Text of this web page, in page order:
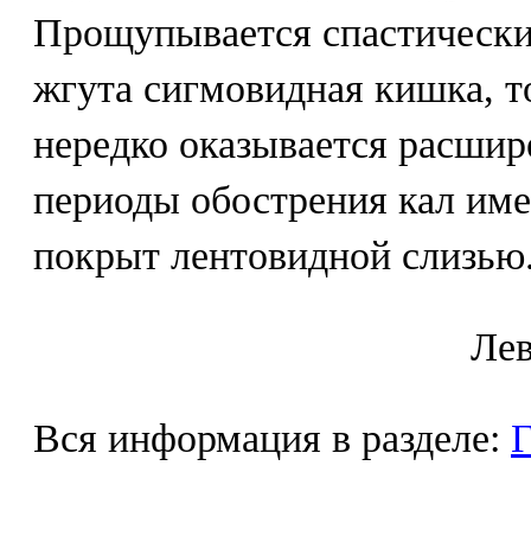
Прощупывается
жгута сигмовидная кишка,
нередко оказывается
периоды обострения кал
покрыт лентовидной
Вся информация в разделе: